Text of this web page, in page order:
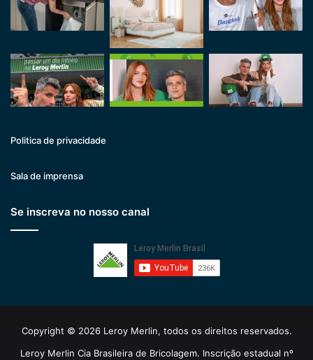
Politica de privacidade
Sala de imprensa
Se inscreva no nosso canal
Copyright © 2026 Leroy Merlin, todos os direitos reservados.
Leroy Merlin Cia Brasileira de Bricolagem. Inscrição estadual nº